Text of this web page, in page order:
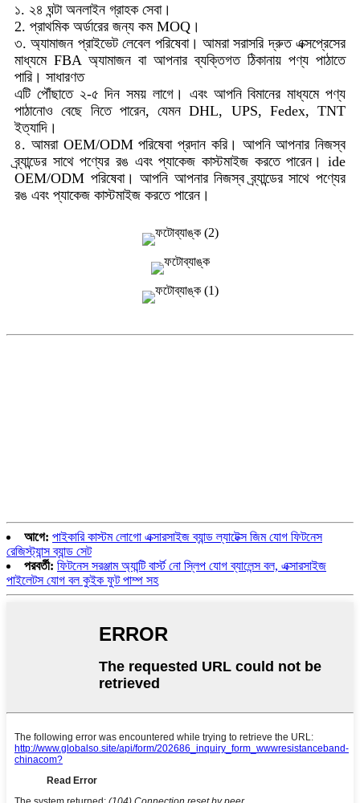
১. ২৪ ঘন্টা অনলাইন গ্রাহক সেবা।
2. প্রাথমিক অর্ডারের জন্য কম MOQ।
৩. অ্যামাজন প্রাইভেট লেবেল পরিষেবা। আমরা সরাসরি দ্রুত এক্সপ্রেসের
মাধ্যমে FBA অ্যামাজন বা আপনার ব্যক্তিগত ঠিকানায় পণ্য পাঠাতে
পারি। সাধারণত
এটি পৌঁছাতে ২-৫ দিন সময় লাগে। এবং আপনি বিমানের মাধ্যমে পণ্য
পাঠানোও বেছে নিতে পারেন, যেমন DHL, UPS, Fedex, TNT
ইত্যাদি।
৪. আমরা OEM/ODM পরিষেবা প্রদান করি। আপনি আপনার নিজস্ব
ব্র্যান্ডের সাথে পণ্যের রঙ এবং প্যাকেজ কাস্টমাইজ করতে পারেন। ide
OEM/ODM পরিষেবা। আপনি আপনার নিজস্ব ব্র্যান্ডের সাথে পণ্যের
রঙ এবং প্যাকেজ কাস্টমাইজ করতে পারেন।
আগে: পাইকারি কাস্টম লোগো এক্সারসাইজ ব্যান্ড ল্যাটেক্স জিম যোগ ফিটনেস
রেজিস্ট্যান্স ব্যান্ড সেট
পরবর্তী: ফিটনেস সরঞ্জাম অ্যান্টি বার্স্ট নো স্লিপ যোগ ব্যালেন্স বল, এক্সারসাইজ
পাইলেটস যোগ বল কুইক ফুট পাম্প সহ